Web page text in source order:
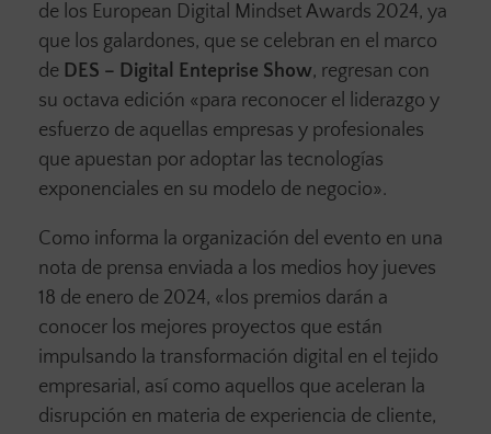
de los European Digital Mindset Awards 2024, ya
que los galardones, que se celebran en el marco
de DES – Digital Enteprise Show, regresan con
su octava edición «para reconocer el liderazgo y
esfuerzo de aquellas empresas y profesionales
que apuestan por adoptar las tecnologías
exponenciales en su modelo de negocio».
Como informa la organización del evento en una
nota de prensa enviada a los medios hoy jueves
18 de enero de 2024, «los premios darán a
conocer los mejores proyectos que están
impulsando la transformación digital en el tejido
empresarial, así como aquellos que aceleran la
disrupción en materia de experiencia de cliente,